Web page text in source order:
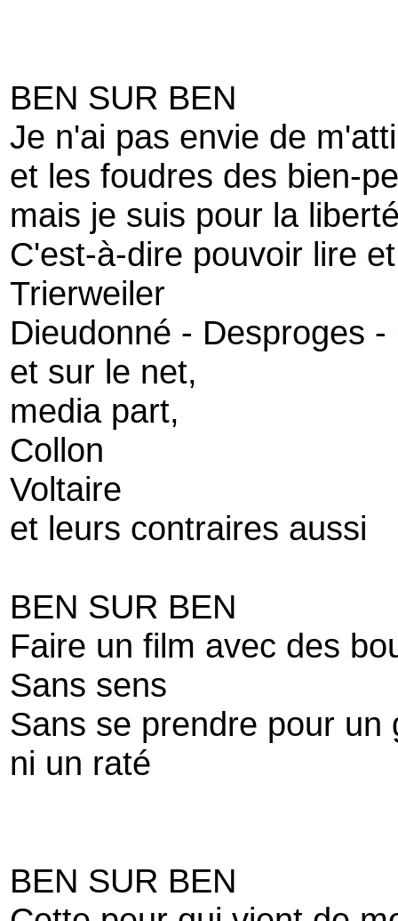
BEN SUR BEN
Je n'ai pas envie de
et les foudres des bien-
mais je suis pour la
C'est-à-dire pouvoir lire
Trierweiler
Dieudonné - Desproges -
et sur le net,
media part,
Collon
Voltaire
et leurs contraires aussi
BEN SUR BEN
Faire un film avec des
Sans sens
Sans se prendre pour un
ni un raté
BEN SUR BEN